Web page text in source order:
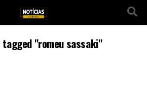
"romeu sassaki"